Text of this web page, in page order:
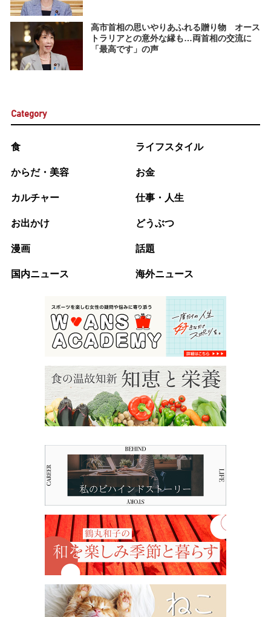
高市首相の思いやりあふれる贈り物 オース
トラリアとの意外な縁も…両首相の交流に
「最高です」の声
Category
食 ライフスタイル
からだ・美容 お金
カルチャー 仕事・人生
お出かけ どうぶつ
漫画 話題
国内ニュース 海外ニュース